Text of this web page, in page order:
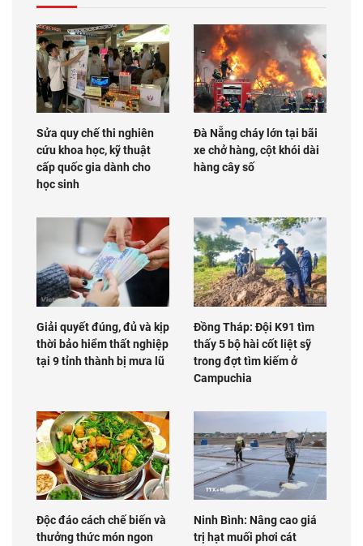
Sửa quy chế thi nghiên
cứu khoa học, kỹ thuật
cấp quốc gia dành cho
học sinh
Đà Nẵng cháy lớn tại bãi
xe chở hàng, cột khói dài
hàng cây số
Giải quyết đúng, đủ và kịp
thời bảo hiểm thất nghiệp
tại 9 tỉnh thành bị mưa lũ
Đồng Tháp: Đội K91 tìm
thấy 5 bộ hài cốt liệt sỹ
trong đợt tìm kiếm ở
Campuchia
Độc đáo cách chế biến và
thưởng thức món ngon
Ninh Bình: Nâng cao giá
trị hạt muối phơi cát